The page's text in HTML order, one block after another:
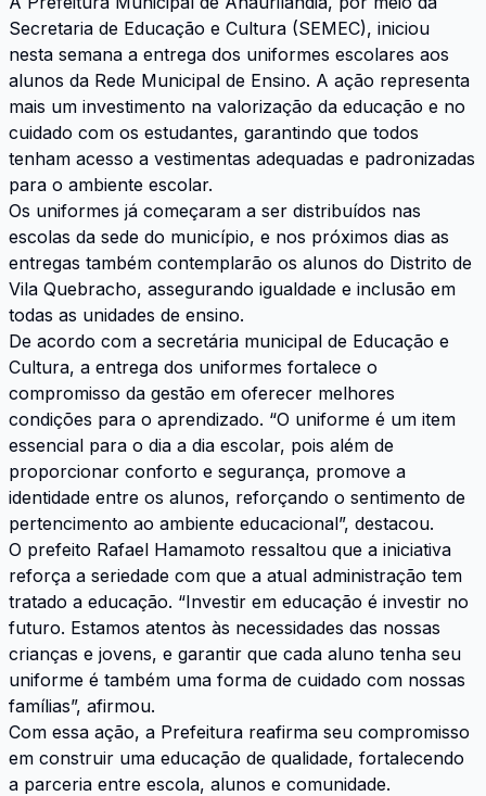
Secretaria de Educação e Cultura (SEMEC), iniciou
nesta semana a entrega dos uniformes escolares aos
alunos da Rede Municipal de Ensino. A ação representa
mais um investimento na valorização da educação e no
cuidado com os estudantes, garantindo que todos
tenham acesso a vestimentas adequadas e padronizadas
para o ambiente escolar.
Os uniformes já começaram a ser distribuídos nas
escolas da sede do município, e nos próximos dias as
entregas também contemplarão os alunos do Distrito de
Vila Quebracho, assegurando igualdade e inclusão em
todas as unidades de ensino.
De acordo com a secretária municipal de Educação e
Cultura, a entrega dos uniformes fortalece o
compromisso da gestão em oferecer melhores
condições para o aprendizado. “O uniforme é um item
essencial para o dia a dia escolar, pois além de
proporcionar conforto e segurança, promove a
identidade entre os alunos, reforçando o sentimento de
pertencimento ao ambiente educacional”, destacou.
O prefeito Rafael Hamamoto ressaltou que a iniciativa
reforça a seriedade com que a atual administração tem
tratado a educação. “Investir em educação é investir no
futuro. Estamos atentos às necessidades das nossas
crianças e jovens, e garantir que cada aluno tenha seu
uniforme é também uma forma de cuidado com nossas
famílias”, afirmou.
Com essa ação, a Prefeitura reafirma seu compromisso
em construir uma educação de qualidade, fortalecendo
a parceria entre escola, alunos e comunidade.